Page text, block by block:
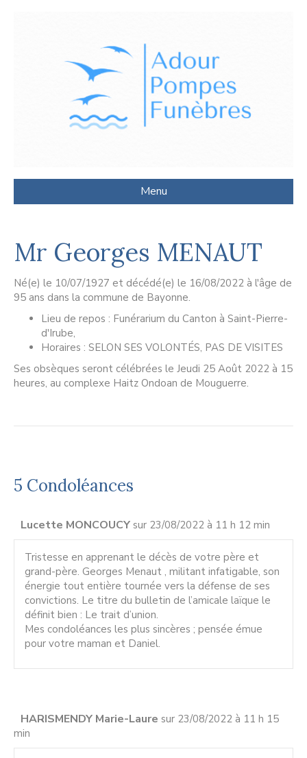
Menu
Mr Georges MENAUT
Né(e) le 10/07/1927 et décédé(e) le 16/08/2022 à l'âge de
95 ans dans la commune de Bayonne.
Lieu de repos : Funérarium du Canton à Saint-Pierre-
d'Irube,
Horaires : SELON SES VOLONTÉS, PAS DE VISITES
Ses obsèques seront célébrées le Jeudi 25 Août 2022 à 15
heures, au complexe Haitz Ondoan de Mouguerre.
5 Condoléances
Lucette MONCOUCY sur 23/08/2022 à 11 h 12 min
Tristesse en apprenant le décès de votre père et
grand-père. Georges Menaut , militant infatigable, son
énergie tout entière tournée vers la défense de ses
convictions. Le titre du bulletin de l’amicale laïque le
définit bien : Le trait d’union.
Mes condoléances les plus sincères ; pensée émue
pour votre maman et Daniel.
HARISMENDY Marie-Laure sur 23/08/2022 à 11 h 15
min